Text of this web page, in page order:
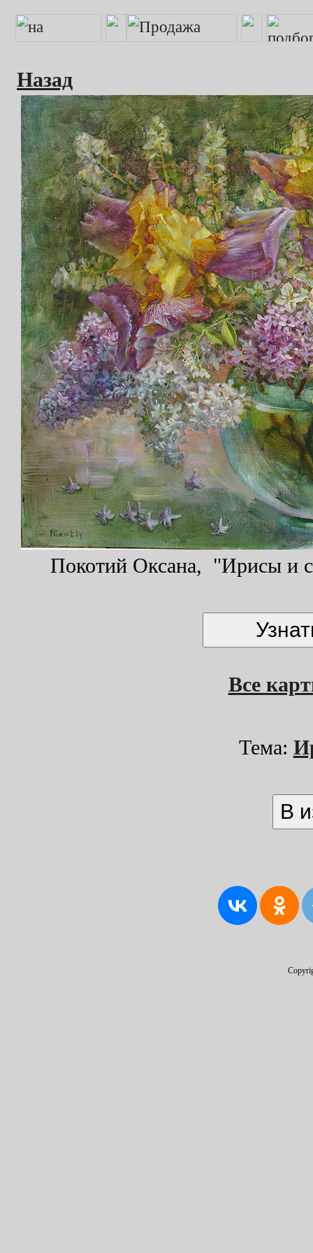
Назад
Покотий Оксана, "Ирисы и
Все
Тема: